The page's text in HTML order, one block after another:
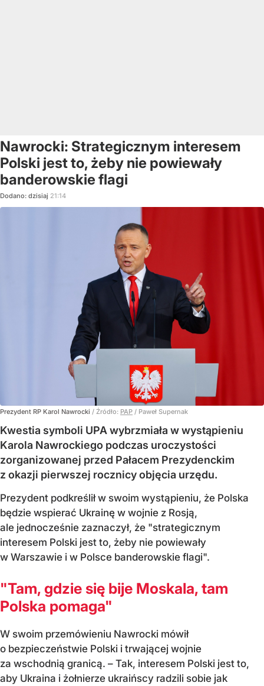
Nawrocki: Strategicznym interesem
Polski jest to, żeby nie powiewały
banderowskie flagi
Dodano: dzisiaj 21:14
Prezydent RP Karol Nawrocki / Źródło: PAP / Paweł Supernak
Kwestia symboli UPA wybrzmiała w wystąpieniu
Karola Nawrockiego podczas uroczystości
zorganizowanej przed Pałacem Prezydenckim
z okazji pierwszej rocznicy objęcia urzędu.
Prezydent podkreślił w swoim wystąpieniu, że Polska
będzie wspierać Ukrainę w wojnie z Rosją,
ale jednocześnie zaznaczył, że "strategicznym
interesem Polski jest to, żeby nie powiewały
w Warszawie i w Polsce banderowskie flagi".
"Tam, gdzie się bije Moskala, tam
Polska pomaga"
W swoim przemówieniu Nawrocki mówił
o bezpieczeństwie Polski i trwającej wojnie
za wschodnią granicą. – Tak, interesem Polski jest to,
aby Ukraina i żołnierze ukraińscy radzili sobie jak